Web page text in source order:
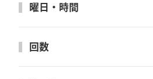
曜日・時間
回数